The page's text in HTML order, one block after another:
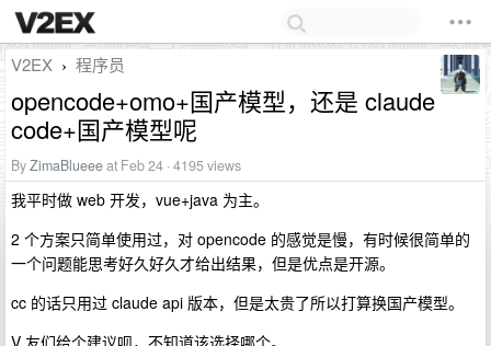
V2EX › 程序员
opencode+omo+国产模型，还是 claude
code+国产模型呢
ByZimaBlueeeat Feb 24 · 4195 views
我平时做 web 开发，vue+java 为主。
2 个方案只简单使用过，对 opencode 的感觉是慢，有时候很简单的
一个问题能思考好久好久才给出结果，但是优点是开源。
cc 的话只用过 claude api 版本，但是太贵了所以打算换国产模型。
V 友们给个建议呗，不知道该选择哪个。